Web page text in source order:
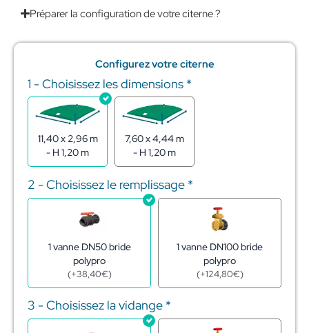
Préparer la configuration de votre citerne ?
Configurez votre citerne
1 - Choisissez les dimensions *
11,40 x 2,96 m
- H 1,20 m
7,60 x 4,44 m
- H 1,20 m
2 - Choisissez le remplissage *
1 vanne DN50 bride
polypro
(+38,40€)
1 vanne DN100 bride
polypro
(+124,80€)
3 - Choisissez la vidange *
quantité
de
Citerne
souple
pour
stockage
de
l'eau
25m3